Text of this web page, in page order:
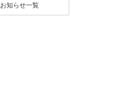
お知らせ一覧